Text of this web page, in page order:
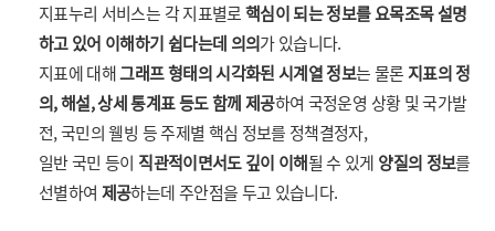
지표누리 서비스는 각 지표별로핵심이 되는 정보를 요목조목 설명
하고 있어 이해하기 쉽다는데 의의가 있습니다.
지표에 대해그래프 형태의 시각화된 시계열 정보는 물론지표의 정
의, 해설, 상세 통계표 등도 함께 제공하여 국정운영 상황 및 국가발
전, 국민의 웰빙 등 주제별 핵심 정보를 정책결정자,
일반 국민 등이 직관적이면서도 깊이 이해될 수 있게 양질의 정보를
선별하여 제공하는데 주안점을 두고 있습니다.